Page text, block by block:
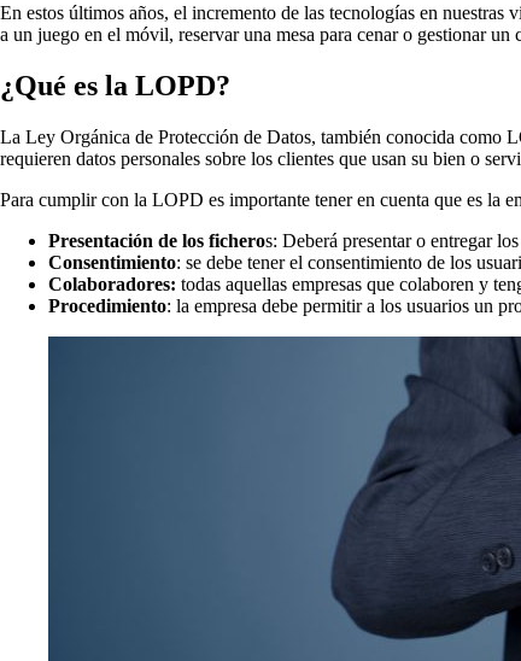
En estos últimos años, el incremento de las tecnologías en nuestras
a un juego en el móvil, reservar una mesa para cenar o gestionar
¿Qué es la LOPD?
La Ley Orgánica de Protección de Datos, también conocida como
requieren datos personales sobre los clientes que usan su bien o
Para cumplir con la LOPD es importante tener en cuenta que es la
Presentación de los ficheros: Deberá presentar o entregar
Consentimiento: se debe tener el consentimiento de los
Colaboradores: todas aquellas empresas que colaboren y
Procedimiento: la empresa debe permitir a los usuarios un